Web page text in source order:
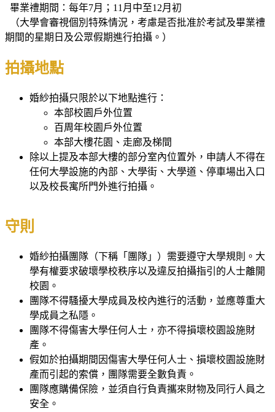
畢業禮期間：每年7月；11月中至12月初
（大學會審視個別特殊情況，考慮是否批准於考試及畢業禮
期間的星期日及公眾假期進行拍攝。）
拍攝地點
婚紗拍攝只限於以下地點進行：
本部校園戶外位置
百周年校園戶外位置
本部大樓花園、走廊及梯間
除以上提及本部大樓的部分室內位置外，申請人不得在
任何大學設施的內部、大學街、大學道、停車場出入口
以及校長寓所門外進行拍攝。
守則
婚紗拍攝團隊（下稱「團隊」）需要遵守大學規則。大
學有權要求破壞學校秩序以及違反拍攝指引的人士離開
校園。
團隊不得騷擾大學成員及校內進行的活動，並應尊重大
學成員之私隱。
團隊不得傷害大學任何人士，亦不得損壞校園設施財
產。
假如於拍攝期間因傷害大學任何人士、損壞校園設施財
產而引起的索償，團隊需要全數負責。
團隊應購備保險，並須自行負責攜來財物及同行人員之
安全。